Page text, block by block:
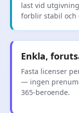
last vid
forblir stabil och
Enkla,
Fasta licenser
— ingen
365-beroende.